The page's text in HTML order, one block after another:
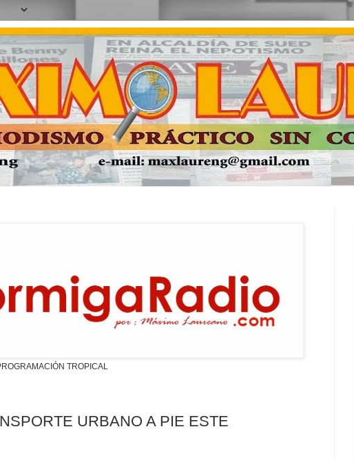
TROPICAL
URBANO A PIE ESTE